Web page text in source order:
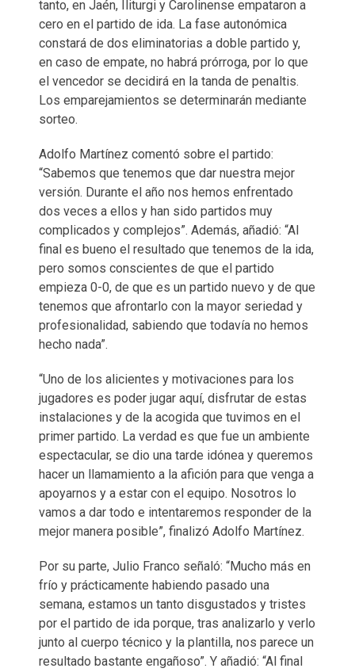
tanto, en Jaén, Iliturgi y Carolinense empataron a
cero en el partido de ida. La fase autonómica
constará de dos eliminatorias a doble partido y,
en caso de empate, no habrá prórroga, por lo que
el vencedor se decidirá en la tanda de penaltis.
Los emparejamientos se determinarán mediante
sorteo.
Adolfo Martínez comentó sobre el partido:
“Sabemos que tenemos que dar nuestra mejor
versión. Durante el año nos hemos enfrentado
dos veces a ellos y han sido partidos muy
complicados y complejos”. Además, añadió: “Al
final es bueno el resultado que tenemos de la ida,
pero somos conscientes de que el partido
empieza 0-0, de que es un partido nuevo y de que
tenemos que afrontarlo con la mayor seriedad y
profesionalidad, sabiendo que todavía no hemos
hecho nada”.
“Uno de los alicientes y motivaciones para los
jugadores es poder jugar aquí, disfrutar de estas
instalaciones y de la acogida que tuvimos en el
primer partido. La verdad es que fue un ambiente
espectacular, se dio una tarde idónea y queremos
hacer un llamamiento a la afición para que venga a
apoyarnos y a estar con el equipo. Nosotros lo
vamos a dar todo e intentaremos responder de la
mejor manera posible”, finalizó Adolfo Martínez.
Por su parte, Julio Franco señaló: “Mucho más en
frío y prácticamente habiendo pasado una
semana, estamos un tanto disgustados y tristes
por el partido de ida porque, tras analizarlo y verlo
junto al cuerpo técnico y la plantilla, nos parece un
resultado bastante engañoso”. Y añadió: “Al final